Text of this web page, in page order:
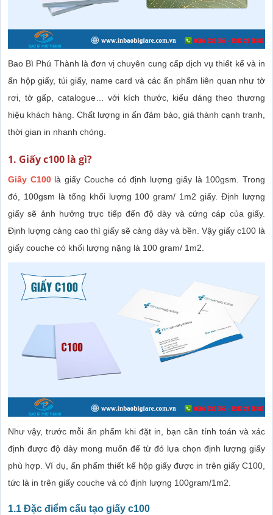
Bao Bì Phú Thành là đơn vị chuyên cung cấp dịch vụ thiết kế và in
ấn hộp giấy, túi giấy, name card và các ấn phẩm liên quan như tờ
rơi, tờ gấp, catalogue… với kích thước, kiểu dáng theo thương
hiệu khách hàng. Chất lượng in ấn đảm bảo, giá thành cạnh tranh,
thời gian in nhanh chóng.
1. Giấy c100 là gì?
Giấy C100là giấy Couche có định lượng giấy là 100gsm. Trong
đó, 100gsm là tổng khối lượng 100 gram/ 1m2 giấy. Định lượng
giấy sẽ ảnh hưởng trực tiếp đến độ dày và cứng cáp của giấy.
Định lượng càng cao thì giấy sẽ càng dày và bền. Vậy giấy c100 là
giấy couche có khối lượng nặng là 100 gram/ 1m2.
Như vậy, trước mỗi ấn phẩm khi đặt in, bạn cần tính toán và xác
định được độ dày mong muốn để từ đó lựa chọn định lượng giấy
phù hợp. Ví dụ, ấn phẩm thiết kế hộp giấy được in trên giấy C100,
tức là in trên giấy couche và có định lượng 100gram/1m2.
1.1 Đặc điểm cấu tạo giấy c100